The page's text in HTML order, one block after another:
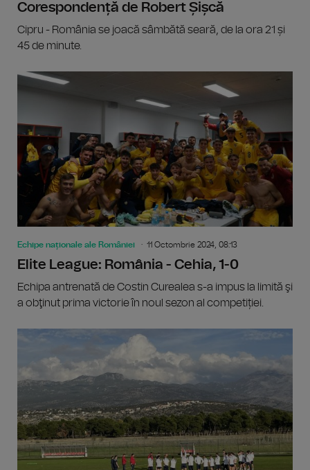
Corespondență de Robert Șișcă
Cipru - România se joacă sâmbătă seară, de la ora 21 și
45 de minute.
Echipe naționale ale României 11 Octombrie 2024, 08:13
Elite League: România - Cehia, 1-0
Echipa antrenată de Costin Curealea s-a impus la limită şi
a obţinut prima victorie în noul sezon al competiției.